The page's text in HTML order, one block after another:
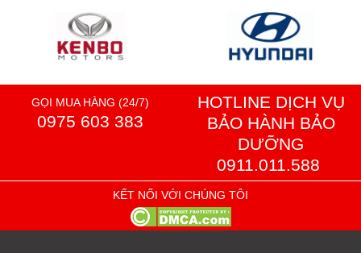
GỌI MUA HÀNG (24/7)
0975 603 383
HOTLINE DỊCH VỤ
BẢO HÀNH BẢO
DƯỠNG
0911.011.588
KẾT NỐI VỚI CHÚNG TÔI